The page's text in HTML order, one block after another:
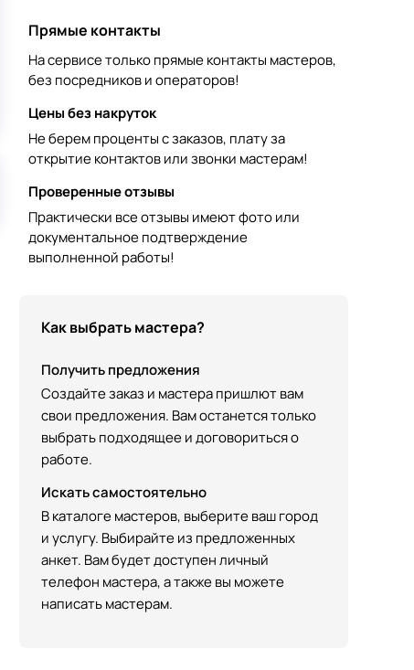
Прямые контакты
На сервисе только прямые контакты мастеров,
без посредников и операторов!
Цены без накруток
Не берем проценты с заказов, плату за
открытие контактов или звонки мастерам!
Проверенные отзывы
Практически все отзывы имеют фото или
документальное подтверждение
выполненной работы!
Как выбрать мастера?
Получить предложения
Создайте заказ и мастера пришлют вам
свои предложения. Вам останется только
выбрать подходящее и договориться о
работе.
Искать самостоятельно
В каталоге мастеров, выберите ваш город
и услугу. Выбирайте из предложенных
анкет. Вам будет доступен личный
телефон мастера, а также вы можете
написать мастерам.